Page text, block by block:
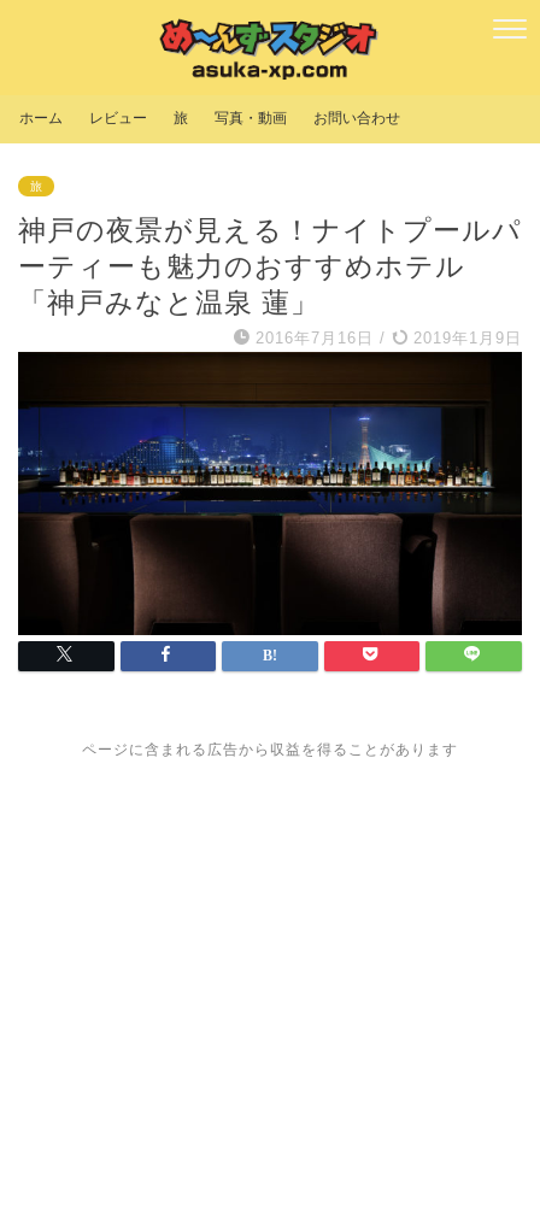
ホーム レビュー 旅 写真・動画 お問い合わせ
旅
神戸の夜景が見える！ナイトプールパ
ーティーも魅力のおすすめホテル
「神戸みなと温泉 蓮」
2016年7月16日 / 2019年1月9日
ページに含まれる広告から収益を得ることがあります